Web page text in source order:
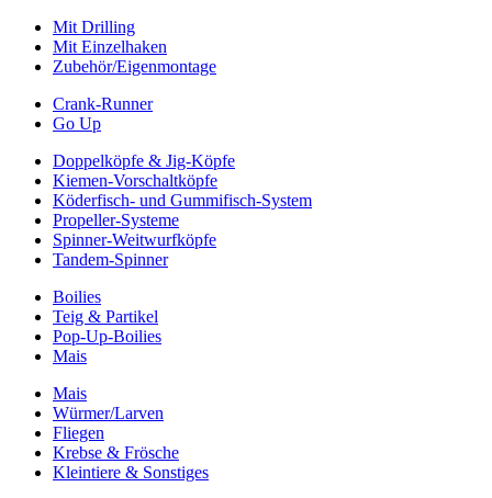
Mit Drilling
Mit Einzelhaken
Zubehör/Eigenmontage
Crank-Runner
Go Up
Doppelköpfe & Jig-Köpfe
Kiemen-Vorschaltköpfe
Köderfisch- und Gummifisch-System
Propeller-Systeme
Spinner-Weitwurfköpfe
Tandem-Spinner
Boilies
Teig & Partikel
Pop-Up-Boilies
Mais
Mais
Würmer/Larven
Fliegen
Krebse & Frösche
Kleintiere & Sonstiges